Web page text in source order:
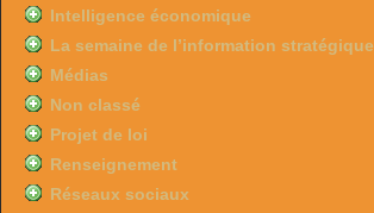
Intelligence économique
La semaine de l’information stratégique
Médias
Non classé
Projet de loi
Renseignement
Réseaux sociaux